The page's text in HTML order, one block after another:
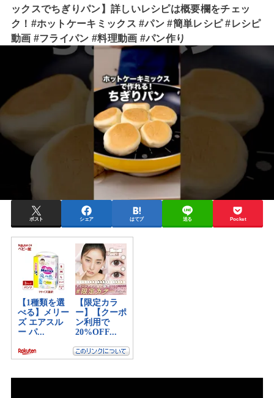
ックスでちぎりパン】詳しいレシピは概要欄をチェッ
ク！#ホットケーキミックス #パン #簡単レシピ #レシピ
動画 #フライパン #料理動画 #パン作り
ポスト シェア はてブ 送る Pocket